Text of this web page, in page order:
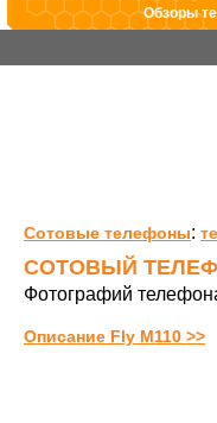
Обзоры
Сотовые телефоны:
СОТОВЫЙ
Фотографий
Описание Fly M110 >>